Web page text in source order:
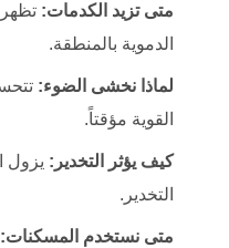
متى تزيد الكدمات:
الدموية بالمنطقة.
لماذا نخشى الضوء:
القوية مؤقتاً.
كيف يؤثر التخدير: يزول
التخدير.
متى نستخدم المسكنات: